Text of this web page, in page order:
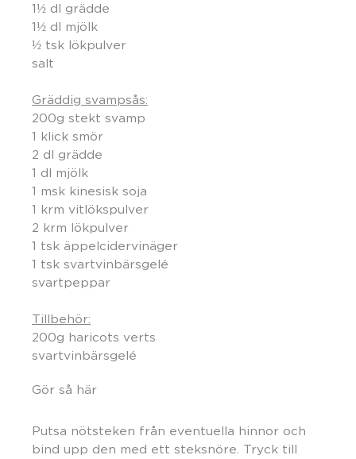
1½ dl grädde
1½ dl mjölk
½ tsk lökpulver
salt
Gräddig svampsås:
200g stekt svamp
1 klick smör
2 dl grädde
1 dl mjölk
1 msk kinesisk soja
1 krm vitlökspulver
2 krm lökpulver
1 tsk äppelcidervinäger
1 tsk svartvinbärsgelé
svartpeppar
Tillbehör:
200g haricots verts
svartvinbärsgelé
Gör så här
Putsa nötsteken från eventuella hinnor och
bind upp den med ett steksnöre. Tryck till